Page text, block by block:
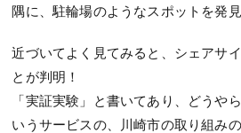
隅に、駐輪場のようなスポットを発見
近づいてよく見てみると、シェアサ
とが判明！
「実証実験」と書いてあり、どうや
いうサービスの、川崎市の取り組みの